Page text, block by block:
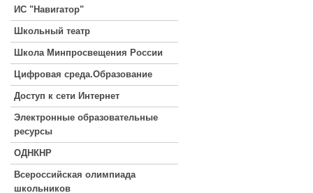
ИС "Навигатор"
Школьный театр
Школа Минпросвещения России
Цифровая среда.Образование
Доступ к сети Интернет
Электронные образовательные
ресурсы
ОДНКНР
Всероссийская олимпиада
школьников